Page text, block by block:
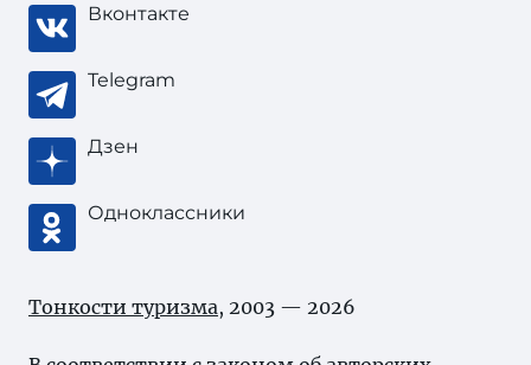
Вконтакте
Telegram
Дзен
Одноклассники
Тонкости туризма, 2003 — 2026